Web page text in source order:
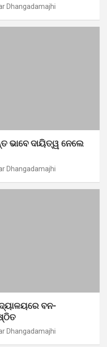
Dhangadamajhi
ଭାବେ ଦାୟିତ୍ୱ ନେଲେ
Dhangadamajhi
ବନ-
Dhangadamajhi